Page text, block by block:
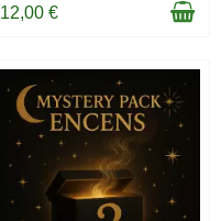
12,00 €